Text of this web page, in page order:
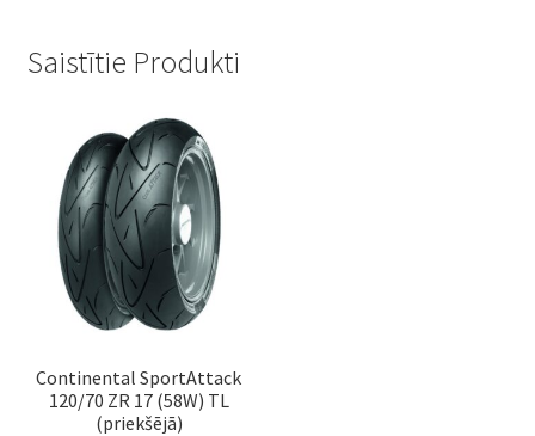
Saistītie Produkti
Continental SportAttack
120/70 ZR 17 (58W) TL
(priekšējā)